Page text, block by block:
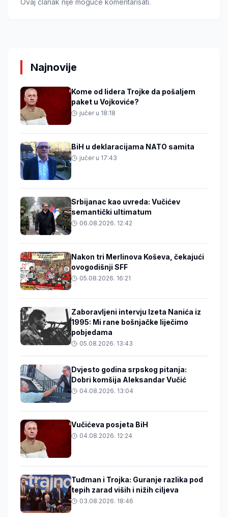
Ovaj članak nije moguće komentarisati.
Najnovije
Kome od lidera Trojke da pošaljem
paket u Vojkoviće?
jučer u 18:18
BiH u deklaracijama NATO samita
jučer u 17:43
Srbijanac kao uvreda: Vučićev
semantički ultimatum
06.08.2026. 12:42
Nakon tri Merlinova Koševa, čekajući
ovogodišnji SFF
05.08.2026. 16:21
Zaboravljeni intervju Izeta Nanića iz
1995: Mi rane bošnjačke liječimo
pobjedama
05.08.2026. 13:43
Dvjesto godina srpskog pitanja:
Dobri komšija Aleksandar Vučić
04.08.2026. 13:04
Vučićeva posjeta BiH
04.08.2026. 12:24
Tuđman i Trojka: Guranje razlika pod
tepih zarad viših i nižih ciljeva
03.08.2026. 18:46